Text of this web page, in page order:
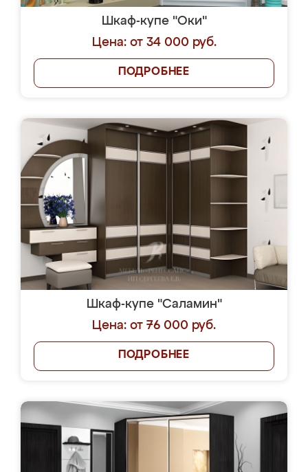
Шкаф-купе "Оки"
Цена: от 34 000 руб.
ПОДРОБНЕЕ
Шкаф-купе "Саламин"
Цена: от 76 000 руб.
ПОДРОБНЕЕ